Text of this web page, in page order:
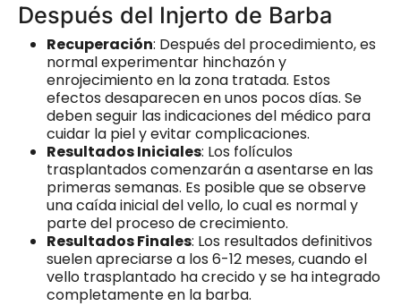
Después del Injerto de Barba
Recuperación: Después del procedimiento, es
normal experimentar hinchazón y
enrojecimiento en la zona tratada. Estos
efectos desaparecen en unos pocos días. Se
deben seguir las indicaciones del médico para
cuidar la piel y evitar complicaciones.
Resultados Iniciales: Los folículos
trasplantados comenzarán a asentarse en las
primeras semanas. Es posible que se observe
una caída inicial del vello, lo cual es normal y
parte del proceso de crecimiento.
Resultados Finales: Los resultados definitivos
suelen apreciarse a los 6-12 meses, cuando el
vello trasplantado ha crecido y se ha integrado
completamente en la barba.